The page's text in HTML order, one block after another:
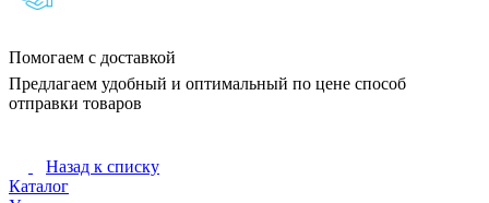
Помогаем с доставкой
Предлагаем удобный и оптимальный по цене способ
отправки товаров
Назад к списку
Каталог